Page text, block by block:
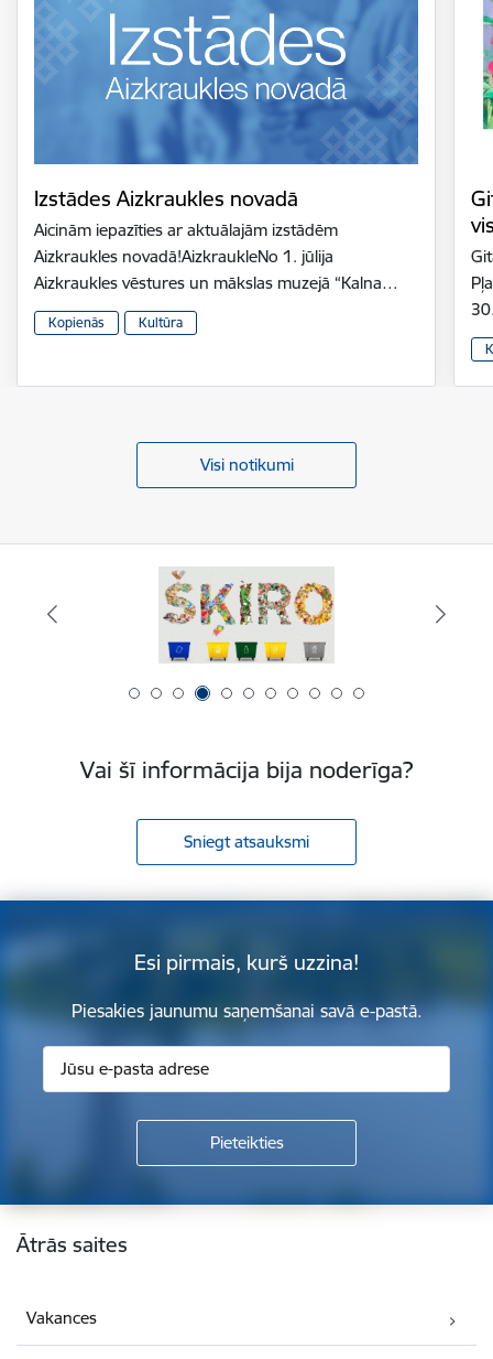
Izstādes Aizkraukles novadā
Aicinām iepazīties ar aktuālajām izstādēm
Aizkraukles novadā!AizkraukleNo 1. jūlija
Aizkraukles vēstures un mākslas muzejā “Kalna…
Kopienās Kultūra
Visi notikumi
Vai šī informācija bija noderīga?
Sniegt atsauksmi
Esi pirmais, kurš uzzina!
Piesakies jaunumu saņemšanai savā e-pastā.
Kājene
Ātrās saites
Vakances